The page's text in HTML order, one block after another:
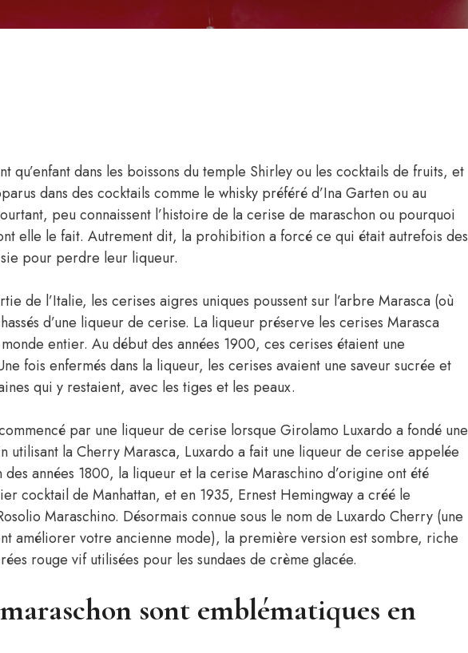
qu’enfant dans les boissons du temple Shirley ou les cocktails de fruits, et
dans des cocktails comme le whisky préféré d’Ina Garten ou au
peu connaissent l’histoire de la cerise de maraschon ou pourquoi
elle le fait. Autrement dit, la prohibition a forcé ce qui était autrefois des
pour perdre leur liqueur.
de l’Italie, les cerises aigres uniques poussent sur l’arbre Marasca (où
d’une liqueur de cerise. La liqueur préserve les cerises Marasca
entier. Au début des années 1900, ces cerises étaient une
fois enfermés dans la liqueur, les cerises avaient une saveur sucrée et
qui y restaient, avec les tiges et les peaux.
par une liqueur de cerise lorsque Girolamo Luxardo a fondé une
utilisant la Cherry Marasca, Luxardo a fait une liqueur de cerise appelée
années 1800, la liqueur et la cerise Maraschino d’origine ont été
cocktail de Manhattan, et en 1935, Ernest Hemingway a créé le
Maraschino. Désormais connue sous le nom de Luxardo Cherry (une
améliorer votre ancienne mode), la première version est sombre, riche
rouge vif utilisées pour les sundaes de crème glacée.
sont emblématiques en